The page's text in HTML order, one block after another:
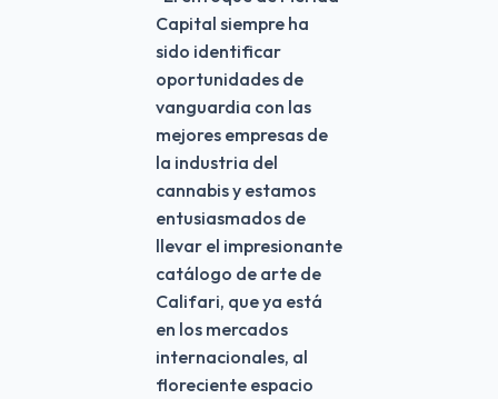
Capital siempre ha
sido identificar
oportunidades de
vanguardia con las
mejores empresas de
la industria del
cannabis y estamos
entusiasmados de
llevar el impresionante
catálogo de arte de
Califari, que ya está
en los mercados
internacionales, al
floreciente espacio